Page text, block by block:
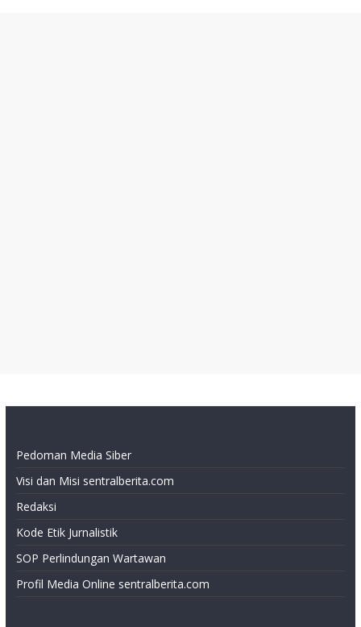
Pedoman Media Siber
Visi dan Misi sentralberita.com
Redaksi
Kode Etik Jurnalistik
SOP Perlindungan Wartawan
Profil Media Online sentralberita.com